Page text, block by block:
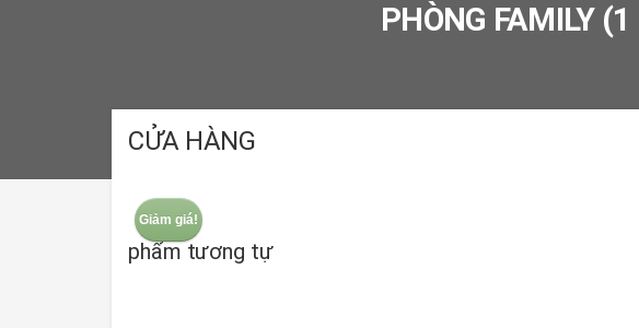
PHÒNG FAMILY
CỬA HÀNG
Giảm giá!
phẩm tương tự